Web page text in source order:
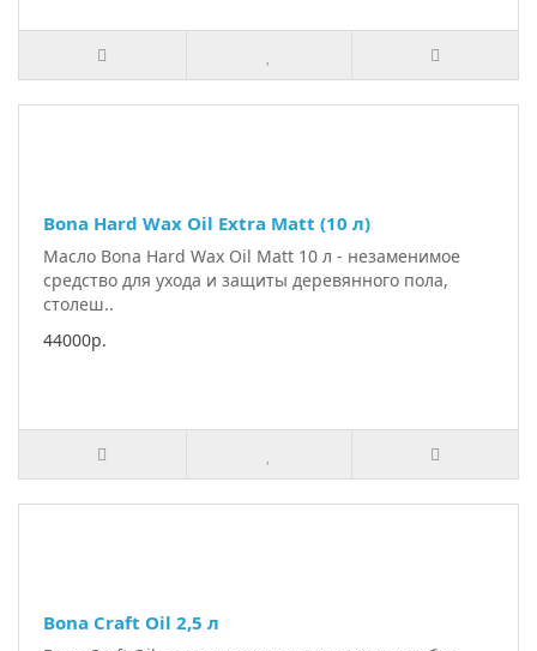
Bona Hard Wax Oil Extra Matt (10 л)
Масло Bona Hard Wax Oil Matt 10 л - незаменимое
средство для ухода и защиты деревянного пола,
столеш..
44000р.
Bona Craft Oil 2,5 л